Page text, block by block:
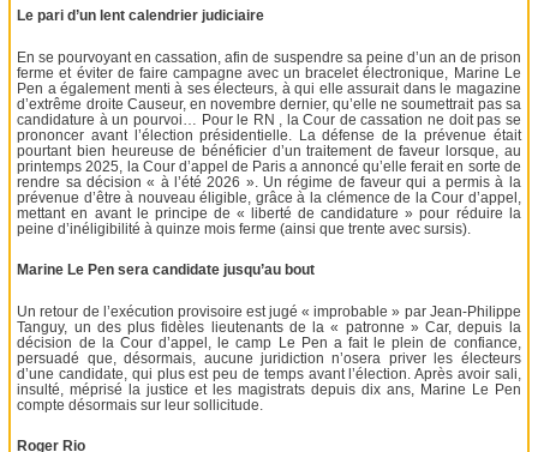
Le pari d’un lent calendrier judiciaire
En se pourvoyant en cassation, afin de suspendre sa peine d’un an de prison
ferme et éviter de faire campagne avec un bracelet électronique, Marine Le
Pen a également menti à ses électeurs, à qui elle assurait dans le magazine
d’extrême droite Causeur, en novembre dernier, qu’elle ne soumettrait pas sa
candidature à un pourvoi… Pour le RN , la Cour de cassation ne doit pas se
prononcer avant l’élection présidentielle. La défense de la prévenue était
pourtant bien heureuse de bénéficier d’un traitement de faveur lorsque, au
printemps 2025, la Cour d’appel de Paris a annoncé qu’elle ferait en sorte de
rendre sa décision « à l’été 2026 ». Un régime de faveur qui a permis à la
prévenue d’être à nouveau éligible, grâce à la clémence de la Cour d’appel,
mettant en avant le principe de « liberté de candidature » pour réduire la
peine d’inéligibilité à quinze mois ferme (ainsi que trente avec sursis).
Marine Le Pen sera candidate jusqu’au bout
Un retour de l’exécution provisoire est jugé « improbable » par Jean-Philippe
Tanguy, un des plus fidèles lieutenants de la « patronne » Car, depuis la
décision de la Cour d’appel, le camp Le Pen a fait le plein de confiance,
persuadé que, désormais, aucune juridiction n’osera priver les électeurs
d’une candidate, qui plus est peu de temps avant l’élection. Après avoir sali,
insulté, méprisé la justice et les magistrats depuis dix ans, Marine Le Pen
compte désormais sur leur sollicitude.
Roger Rio